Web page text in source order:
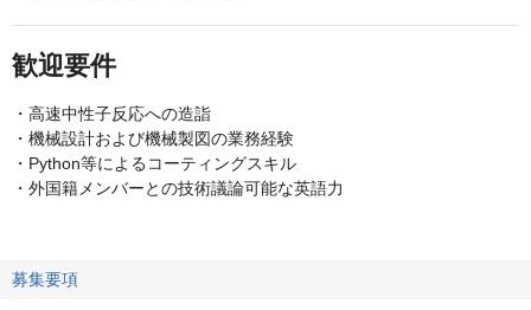
歓迎要件
・高速中性子反応への造詣
・機械設計および機械製図の業務経験
・Python等によるコーティングスキル
・外国籍メンバーとの技術議論可能な英語力
募集要項